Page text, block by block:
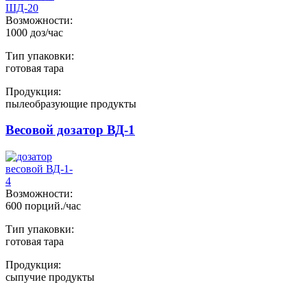
Возможности:
1000 доз/час
Тип упаковки:
готовая тара
Продукция:
пылеобразующие продукты
Весовой дозатор ВД-1
Возможности:
600 порций./час
Тип упаковки:
готовая тара
Продукция:
сыпучие продукты